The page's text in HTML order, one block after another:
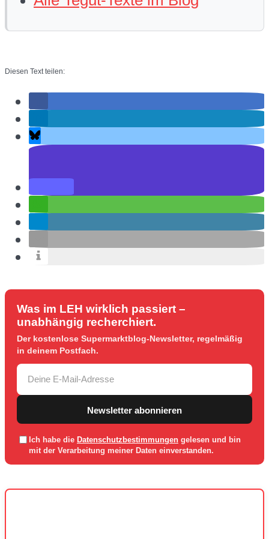
Diesen Text teilen:
Was im LEH wirklich passiert –
unabhängig recherchiert.
Der kostenlose Supermarktblog-Newsletter, regelmäßig
in deinem Postfach.
Newsletter abonnieren
Ich habe die Datenschutzbestimmungen gelesen und bin
mit der Verarbeitung meiner Daten einverstanden.